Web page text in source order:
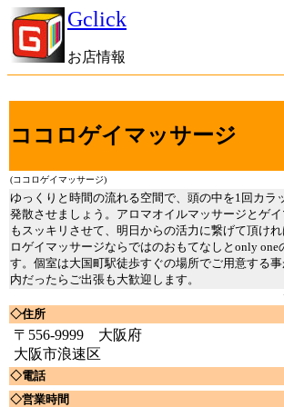
Gclick
お店情報
ココロゲイマッサージ
(ココロゲイマッサージ)
ゆっくりと時間の流れる空間で、頭の中を1回カラ
発散させましょう。アロマオイルマッサージとゲ
もスッキリさせて、明日からの活力に繋げて頂け
ロゲイマッサージならではのおもてなしとonly one
す。個室は大国町駅徒歩すぐの場所でご用意する
内だったらご出張も大歓迎します。
◇住所
〒556-9999 大阪府
大阪市浪速区
◇電話
◇営業時間